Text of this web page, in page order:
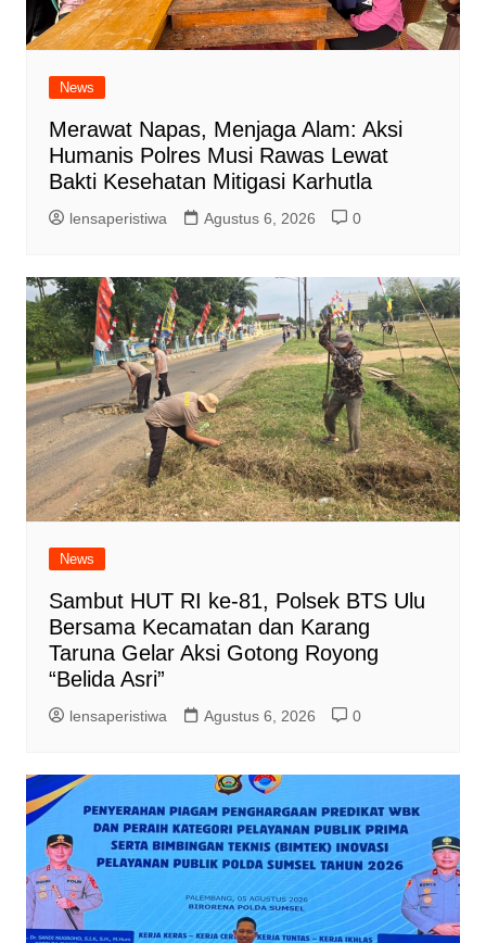
News
Merawat Napas, Menjaga Alam: Aksi
Humanis Polres Musi Rawas Lewat
Bakti Kesehatan Mitigasi Karhutla
lensaperistiwa Agustus 6, 2026 0
News
Sambut HUT RI ke-81, Polsek BTS Ulu
Bersama Kecamatan dan Karang
Taruna Gelar Aksi Gotong Royong
“Belida Asri”
lensaperistiwa Agustus 6, 2026 0